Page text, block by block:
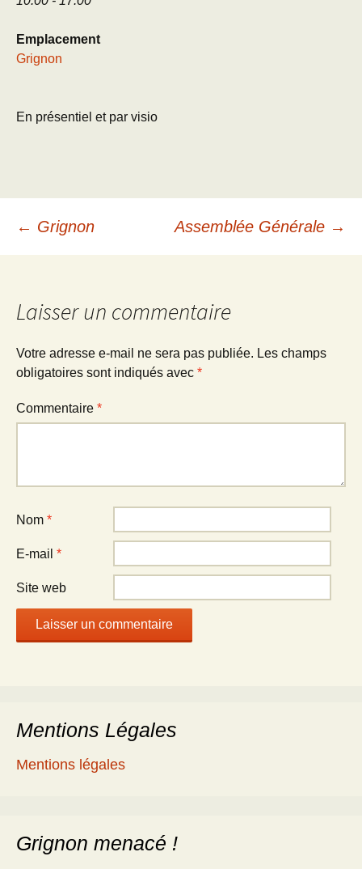
Emplacement
Grignon
En présentiel et par visio
Navigation
articles
← Grignon Assemblée Générale →
Laisser un commentaire
Votre adresse e-mail ne sera pas publiée. Les champs
obligatoires sont indiqués avec *
Commentaire *
Nom *
E-mail *
Site web
Mentions Légales
Mentions légales
Grignon menacé !